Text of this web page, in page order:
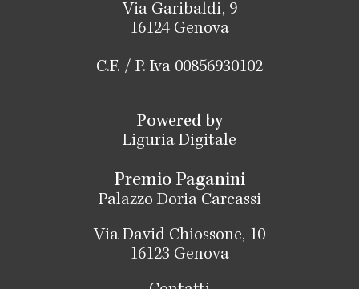
Via Garibaldi, 9
16124 Genova
C.F. / P. Iva 00856930102
Powered by
Liguria Digitale
Premio Paganini
Palazzo Doria Carcassi
Via David Chiossone, 10
16123 Genova